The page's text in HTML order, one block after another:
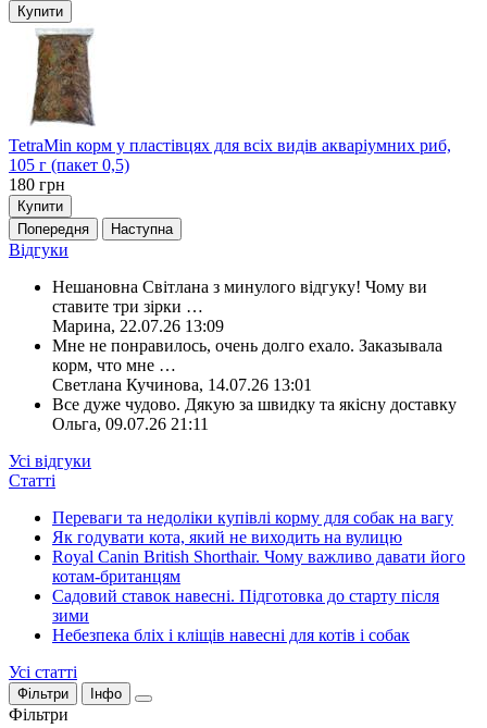
Купити
TetraMin корм у пластівцях для всіх видів акваріумних риб,
105 г (пакет 0,5)
180 грн
Купити
Попередня
Наступна
Відгуки
Нешановна Світлана з минулого відгуку! Чому ви
ставите три зірки …
Марина, 22.07.26 13:09
Мне не понравилось, очень долго ехало. Заказывала
корм, что мне …
Светлана Кучинова, 14.07.26 13:01
Все дуже чудово. Дякую за швидку та якісну доставку
Ольга, 09.07.26 21:11
Усі відгуки
Статті
Переваги та недоліки купівлі корму для собак на вагу
Як годувати кота, який не виходить на вулицю
Royal Canin British Shorthair. Чому важливо давати його
котам-британцям
Садовий ставок навесні. Підготовка до старту після
зими
Небезпека бліх і кліщів навесні для котів і собак
Усі статті
Фільтри Інфо
Фільтри